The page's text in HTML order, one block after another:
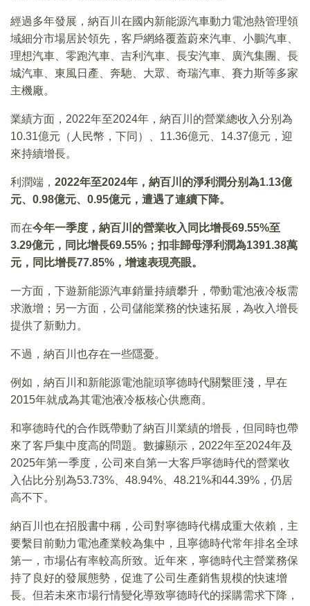
經過多年發展，納百川在國内新能源汽車動力電池熱管理領
域細分市場居於領先，客戶網絡覆蓋蔚來汽車、小鵬汽車、
理想汽車、零跑汽車、吉利汽車、長安汽車、廣汽集團、長
城汽車、東風日產、奔馳、大眾、奇瑞汽車、賽力斯等多家
主機廠。
業績方面，2022年至2024年，納百川的營業總收入分别為
10.31億元（人民幣，下同）、11.36億元、14.37億元，迎
來持續增長。
利潤端， 2022年至2024年，納百川的淨利潤分别為1.13億
元、0.98億元、0.95億元，遭遇了連續下降。
而在今年一季度，納百川的營業收入同比增長69.55%至
3.29億元，同比增長69.55% ；扣非歸母淨利潤為1391.38萬
元，同比增長77.85% ，增速表現亮眼。
一方面，下遊新能源汽車銷量持續攀升，帶動電池液冷板需
求激增；另一方面，公司儲能業務的快速拓展，為收入增長
提供了新動力。
不過，納百川也存在一些隱憂。
例如，納百川和新能源電池龍頭寧德時代關繫匪淺，早在
2015年就成為其電池液冷板核心供應商。
和寧德時代的合作既帶動了納百川業績的增長，但同時也帶
來了客戶集中度高的問題。數據顯示，2022年至2024年及
2025年第一季度，公司來自第一大客戶寧德時代的營業收
入佔比分别為53.73%、48.94%、48.21%和44.39%，仍居
高不下。
納百川也在招股書中稱，公司對寧德時代構成重大依賴，主
要繫目前動力電池產業較為集中，且寧德時代常年排名全球
第一，市場佔有率較高所致。近年來，寧德時代主營業務保
持了良好的發展態勢，促進了公司生產銷售規模的快速增
長。但若未來市場行情變化導致寧德時代的採購需求下降，